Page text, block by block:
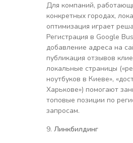
Для компаний,
конкретных городах,
оптимизация играет
Регистрация в Google
добавление адреса на
публикация отзывов
локальные страницы
ноутбуков в Киеве»,
Харькове») помогают
топовые позиции по
запросам.
Линкбилдинг